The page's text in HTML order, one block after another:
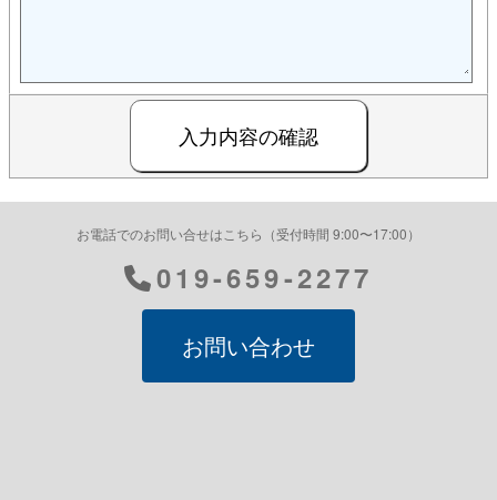
お電話でのお問い合せはこちら（受付時間 9:00〜17:00）
019-659-2277
お問い合わせ